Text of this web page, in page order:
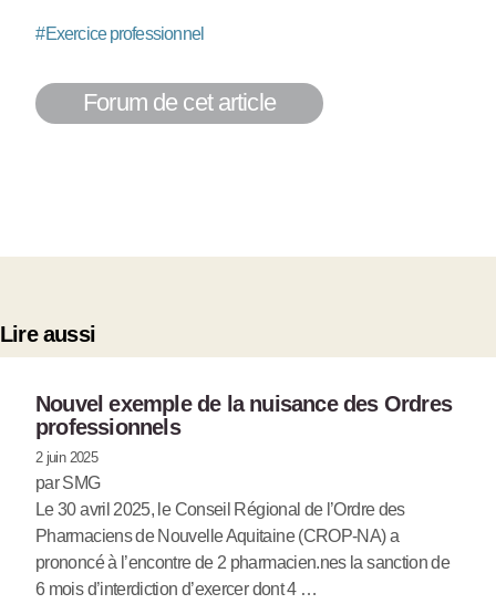
#Exercice professionnel
Forum de cet article
Lire aussi
Nouvel exemple de la nuisance des Ordres
professionnels
2 juin 2025
par SMG
Le 30 avril 2025, le Conseil Régional de l’Ordre des
Pharmaciens de Nouvelle Aquitaine (CROP-NA) a
prononcé à l’encontre de 2 pharmacien.nes la sanction de
6 mois d’interdiction d’exercer dont 4 …